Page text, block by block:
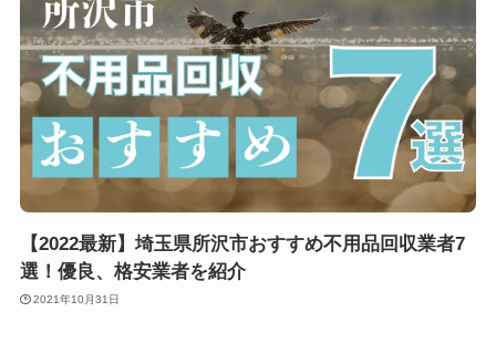
【2022最新】埼玉県所沢市おすすめ不用品回収業者7
選！優良、格安業者を紹介
2021年10月31日